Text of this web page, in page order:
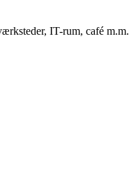
IT-rum, café m.m.